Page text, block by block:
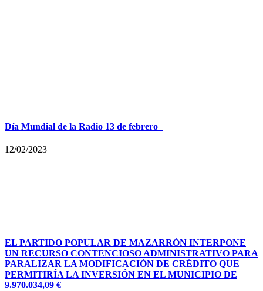
Día Mundial de la Radio 13 de febrero
12/02/2023
EL PARTIDO POPULAR DE MAZARRÓN INTERPONE
UN RECURSO CONTENCIOSO ADMINISTRATIVO PARA
PARALIZAR LA MODIFICACIÓN DE CRÉDITO QUE
PERMITIRÍA LA INVERSIÓN EN EL MUNICIPIO DE
9.970.034,09 €